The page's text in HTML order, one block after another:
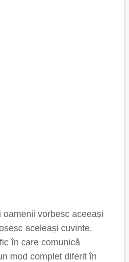
vorbesc aceeași
aceleași cuvinte.
în care comunică
mod complet diferit în